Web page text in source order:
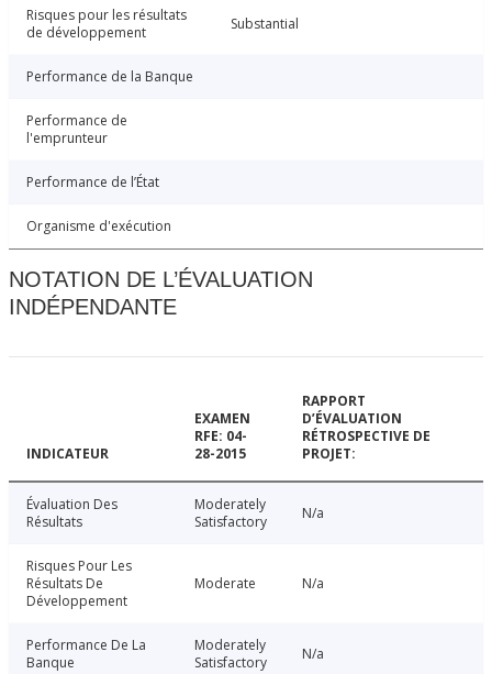
Risques pour les résultats
de développement
Substantial
Performance de la Banque
Performance de
l'emprunteur
Performance de l’État
Organisme d'exécution
NOTATION DE L’ÉVALUATION
INDÉPENDANTE
INDICATEUR
EXAMEN
RFE: 04-
28-2015
RAPPORT
D’ÉVALUATION
RÉTROSPECTIVE DE
PROJET:
Évaluation Des
Résultats
Moderately
Satisfactory
N/a
Risques Pour Les
Résultats De
Développement
Moderate N/a
Performance De La
Banque
Moderately
Satisfactory
N/a